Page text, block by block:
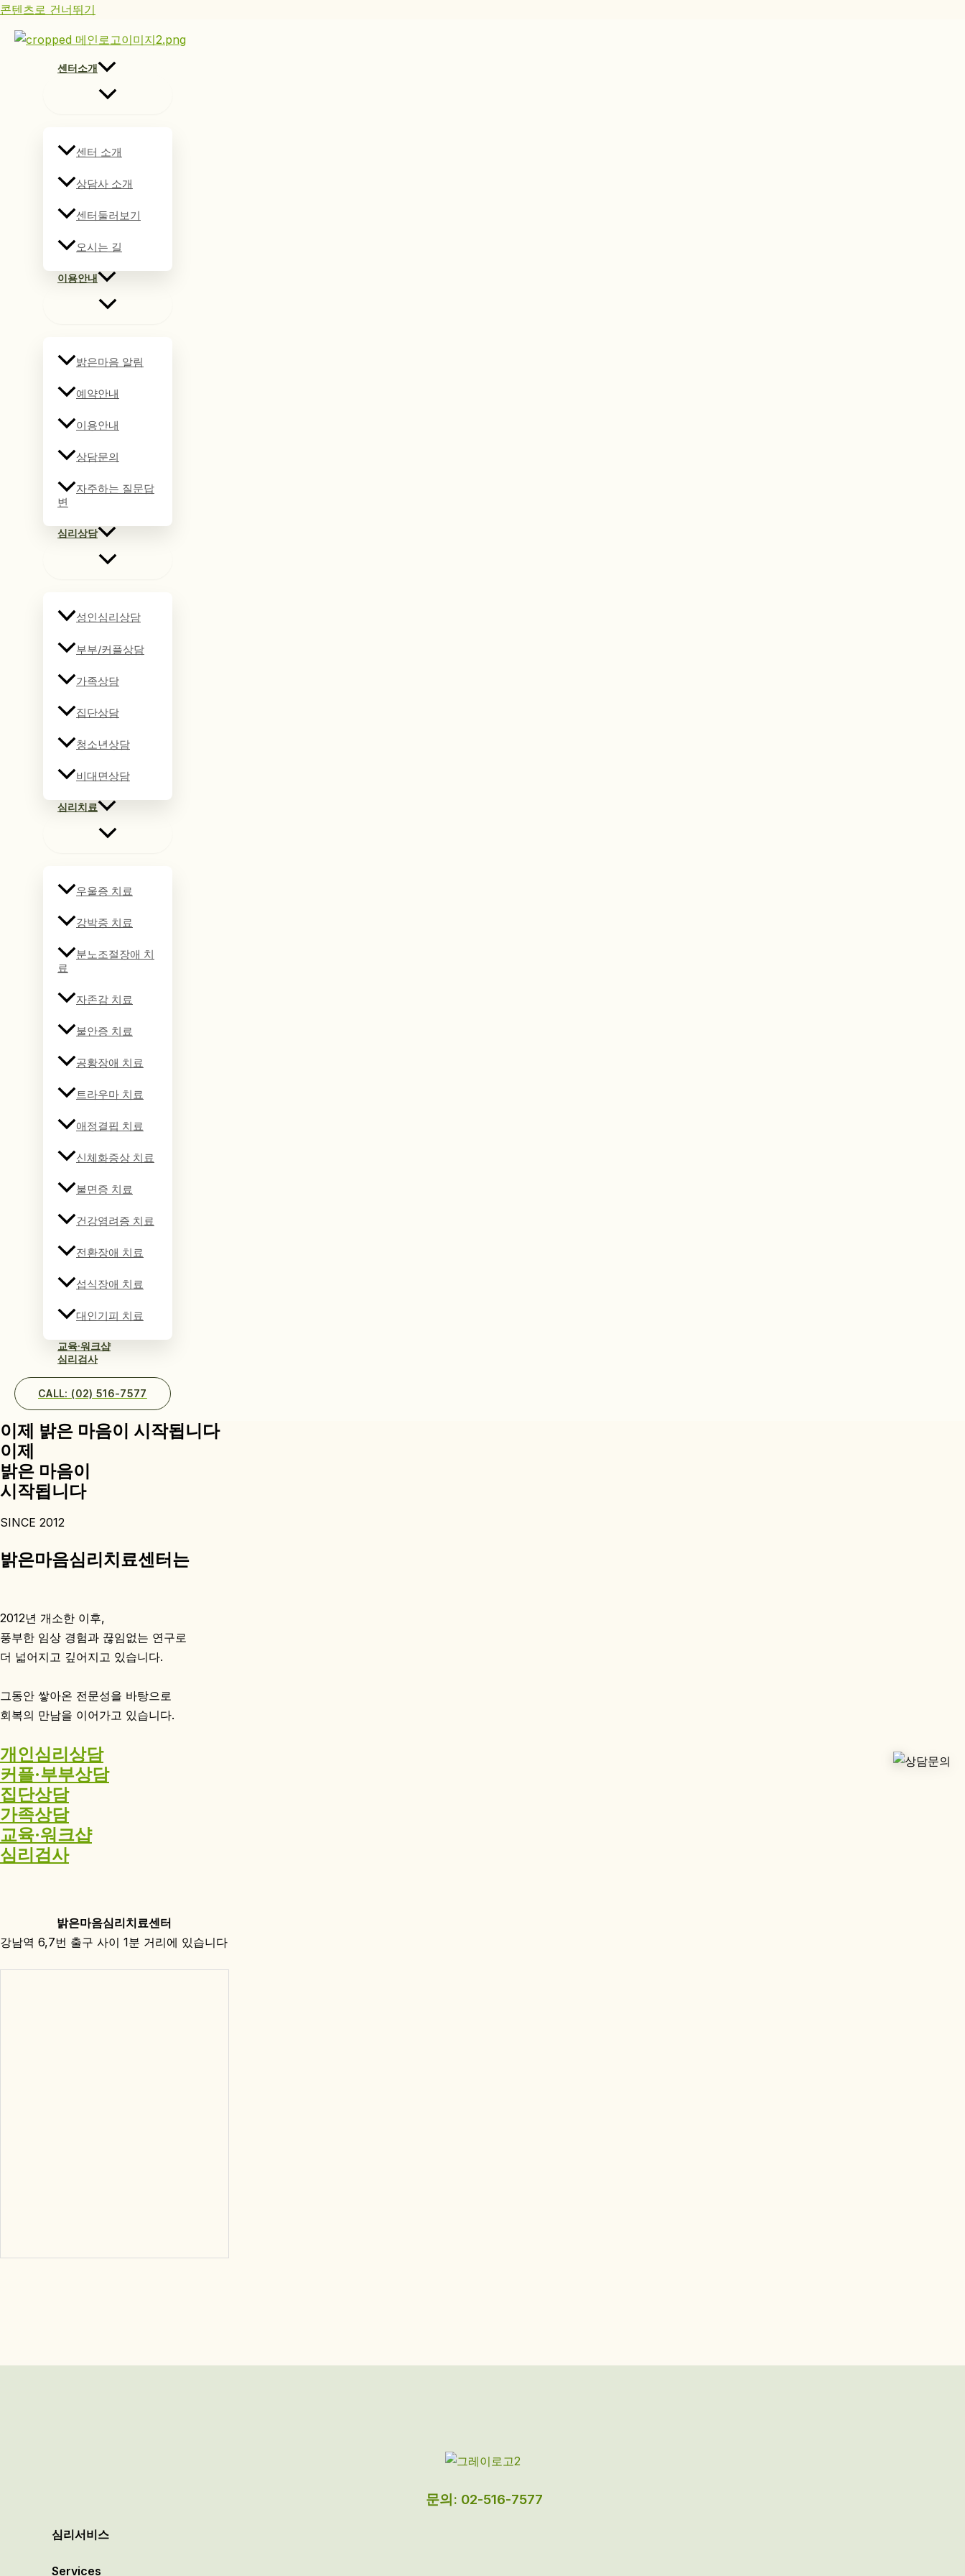
콘텐츠로 건너뛰기
센터소개
센터 소개
상담사 소개
센터둘러보기
오시는 길
이용안내
밝은마음 알림
예약안내
이용안내
상담문의
자주하는 질문답
변
심리상담
성인심리상담
부부/커플상담
가족상담
집단상담
청소년상담
비대면상담
심리치료
우울증 치료
강박증 치료
분노조절장애 치
료
자존감 치료
불안증 치료
공황장애 치료
트라우마 치료
애정결핍 치료
신체화증상 치료
불면증 치료
건강염려증 치료
전환장애 치료
섭식장애 치료
대인기피 치료
교육·워크샵
심리검사
CALL: (02) 516-7577
이제 밝은 마음이 시작됩니다
이제
밝은 마음이
시작됩니다
SINCE 2012
밝은마음심리치료센터는
2012년 개소한 이후,
풍부한 임상 경험과 끊임없는 연구로
더 넓어지고 깊어지고 있습니다.
그동안 쌓아온 전문성을 바탕으로
회복의 만남을 이어가고 있습니다.
개인심리상담
커플·부부상담
집단상담
가족상담
교육·워크샵
심리검사
밝은마음심리치료센터
강남역 6,7번 출구 사이 1분 거리에 있습니다
문의: 02-516-7577
심리서비스
Services